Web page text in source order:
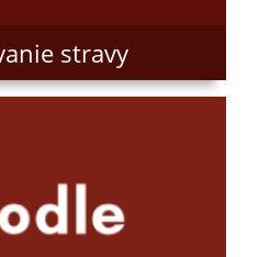
stravy